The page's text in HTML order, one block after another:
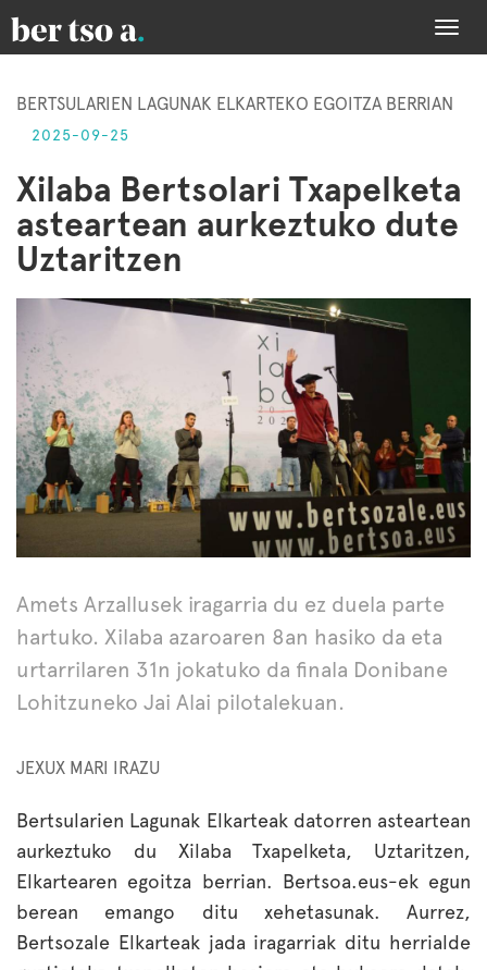
BERTSULARIEN LAGUNAK ELKARTEKO EGOITZA BERRIAN
2025-09-25
Xilaba Bertsolari Txapelketa
asteartean aurkeztuko dute
Uztaritzen
Amets Arzallusek iragarria du ez duela parte
hartuko. Xilaba azaroaren 8an hasiko da eta
urtarrilaren 31n jokatuko da finala Donibane
Lohitzuneko Jai Alai pilotalekuan.
JEXUX MARI IRAZU
Bertsularien Lagunak Elkarteak datorren asteartean
aurkeztuko du Xilaba Txapelketa, Uztaritzen,
Elkartearen egoitza berrian. Bertsoa.eus-ek egun
berean emango ditu xehetasunak. Aurrez,
Bertsozale Elkarteak jada iragarriak ditu herrialde